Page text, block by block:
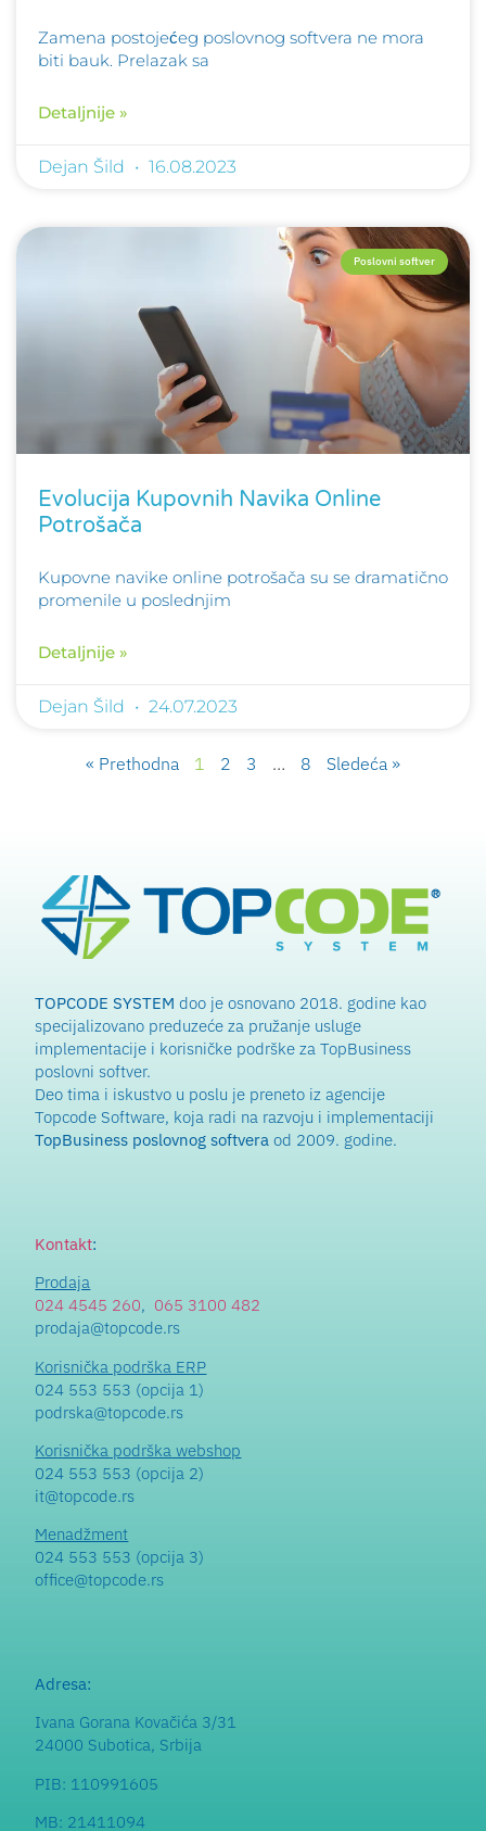
Zamena postojećeg poslovnog softvera ne mora
biti bauk. Prelazak sa
Detaljnije »
Dejan Šild 16.08.2023
Poslovni softver
Evolucija Kupovnih Navika Online
Potrošača
Kupovne navike online potrošača su se dramatično
promenile u poslednjim
Detaljnije »
Dejan Šild 24.07.2023
« Prethodna 1 2 3 … 8 Sledeća »
TOPCODE SYSTEM doo je osnovano 2018. godine kao
specijalizovano preduzeće za pružanje usluge
implementacije i korisničke podrške za TopBusiness
poslovni softver.
Deo tima i iskustvo u poslu je preneto iz agencije
Topcode Software, koja radi na razvoju i implementaciji
TopBusiness poslovnog softvera od 2009. godine.
Kontakt:
Prodaja
024 4545 260, 065 3100 482
prodaja@topcode.rs
Korisnička podrška ERP
024 553 553 (opcija 1)
podrska@topcode.rs
Korisnička podrška webshop
024 553 553 (opcija 2)
it@topcode.rs
Menadžment
024 553 553 (opcija 3)
office@topcode.rs
Adresa:
Ivana Gorana Kovačića 3/31
24000 Subotica, Srbija
PIB: 110991605
MB: 21411094